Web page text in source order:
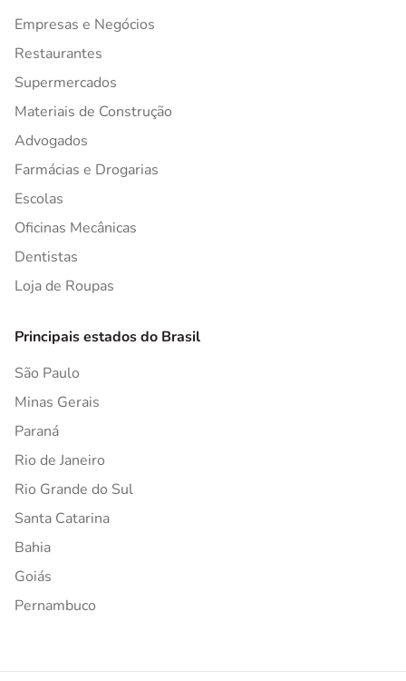
Empresas e Negócios
Restaurantes
Supermercados
Materiais de Construção
Advogados
Farmácias e Drogarias
Escolas
Oficinas Mecânicas
Dentistas
Loja de Roupas
Principais estados do Brasil
São Paulo
Minas Gerais
Paraná
Rio de Janeiro
Rio Grande do Sul
Santa Catarina
Bahia
Goiás
Pernambuco